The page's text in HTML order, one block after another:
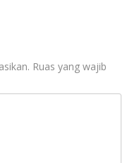
Ruas yang wajib